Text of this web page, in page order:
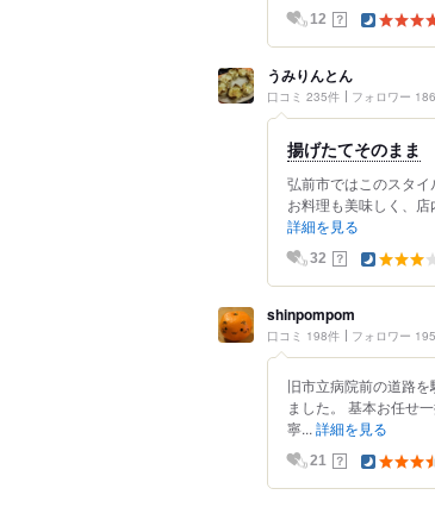
12 ？
うみりんとん
口コミ 235件 フォロワー
揚げたてそのまま
弘前市ではこのスタ
お料理も美味しく、
詳細を見る
32 ？
shinpompom
口コミ 198件 フォロワー
旧市立病院前の道路
ました。 基本お任せ
寧... 詳細を見る
21 ？